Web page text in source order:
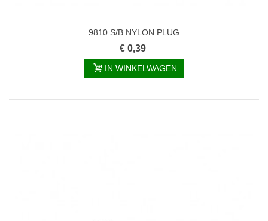
9810 S/B NYLON PLUG
€ 0,39
IN WINKELWAGEN